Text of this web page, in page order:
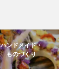
ハンドメイド・
ものづくり